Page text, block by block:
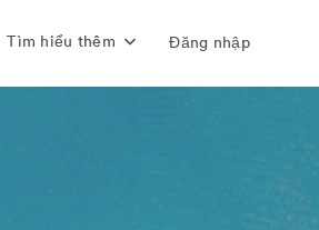
Tìm hiểu thêm Đăng nhập